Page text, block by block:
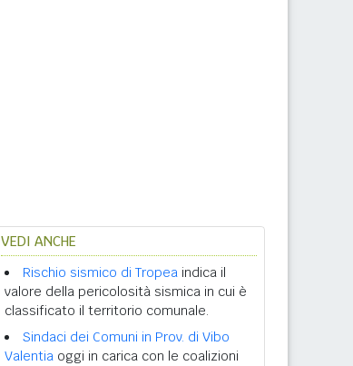
VEDI ANCHE
Rischio sismico di Tropea indica il
valore della pericolosità sismica in cui è
classificato il territorio comunale.
Sindaci dei Comuni in Prov. di Vibo
Valentia oggi in carica con le coalizioni